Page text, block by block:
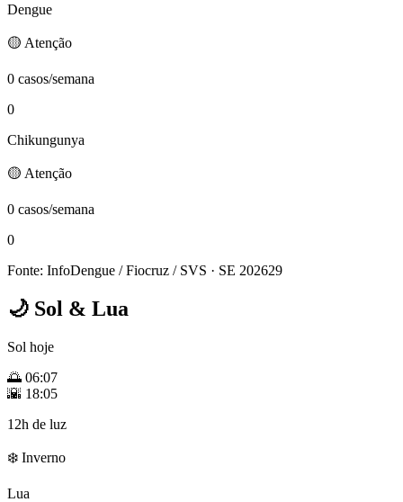
Dengue
🟡 Atenção
0 casos/semana
0
Chikungunya
🟡 Atenção
0 casos/semana
0
Fonte: InfoDengue / Fiocruz / SVS · SE 202629
🌙 Sol & Lua
Sol hoje
🌅 06:07
🌇 18:05
12h de luz
❄️ Inverno
Lua